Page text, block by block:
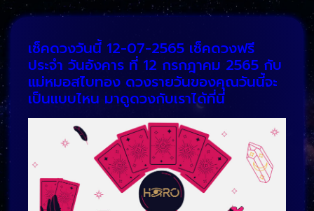
เช็คดวงวันนี้ 12-07-2565 เช็คดวงฟรี
ประจำ วันอังคาร ที่ 12 กรกฎาคม 2565 กับ
แม่หมอสไบทอง ดวงรายวันของคุณวันนี้จะ
เป็นแบบไหน มาดูดวงกับเราได้ที่นี่